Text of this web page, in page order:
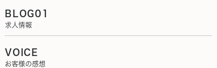
BLOG01
求人情報
VOICE
お客様の感想